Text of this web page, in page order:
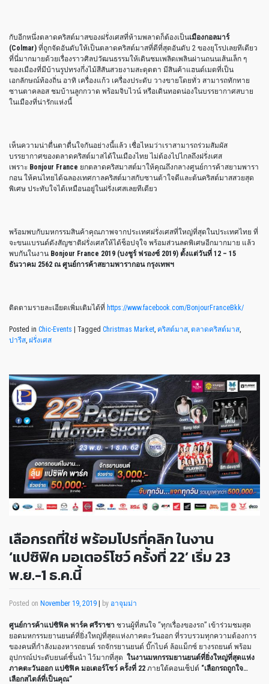
กับอีกหนึ่งตลาดคริสต์มาสของฝรั่งเศสที่ห้ามพลาดก็ต้องเป็นเมืองกอลมาร์
(Colmar) ที่ถูกจัดอันดับให้เป็นตลาดคริสต์มาสที่ดีที่สุดอันดับ 2 ของยุโรปเลยทีเดียว
ที่นี่มากมายด้วยเรื่องราวศิลปวัฒนธรรมให้เดินชมเพลิดเพลินผ่านถนนเส้นเล็ก ๆ
ของเมืองที่มีบ้านรูปทรงกึ่งไม้สีสันสวยงามสะดุดตา มีสินค้าแฮนด์เมดที่เป็น
เอกลักษณ์ท้องถิ่น อาทิ เครื่องแก้ว เครื่องประดับ วางขายโดยทั่ว สามารถทักทาย
ซานตาคลอส ชมบ้านลูกกวาด พร้อมจิบไวน์ หรือเดินทอดน่องในบรรยากาศสบาย
ในเมืองที่น่ารักแห่งนี้
เห็นความน่าตื่นตาตื่นใจกันอย่างนี้แล้ว เชื่อไหมว่าเราสามารถร่วมสัมผัส
บรรยากาศของตลาดคริสต์มาสได้ในเมืองไทย ไม่ต้องไปไกลถึงฝรั่งเศส
เพราะ Bonjour France ยกตลาดคริสมาสต์มาให้คุณถึงกลางศูนย์การค้าสยามพารา
กอน ให้คนไทยได้ฉลองเทศกาลคริสต์มาสกับซานต้าใจดีและต้นคริสต์มาสสวยสุด
พิเศษ ประทับใจได้เหมือนอยู่ในฝรั่งเศสเลยทีเดียว
พร้อมพบกับมหกรรมสินค้าคุณภาพจากประเทศฝรั่งเศสที่ใหญ่ที่สุดในประเทศไทย ที่
จะขนแบรนด์ดังสัญชาติฝรั่งเศสให้ได้ช็อปจุใจ พร้อมส่วนลดพิเศษอีกมากมาย แล้ว
พบกันในงาน Bonjour France 2019 (บงชูร์ ฟรองซ์ 2019) ตั้งแต่วันที่ 12 – 15
ธันวาคม 2562 ณ ศูนย์การค้าสยามพารากอน กรุงเทพฯ
ติดตามรายละเอียดเพิ่มเติมได้ที่ https://www.facebook.com/BonjourFranceBkk/
Posted in Chic-Events | Tagged Christmas Market คริสต์มาส ตลาดคริสต์มาส
ปารีส ฝรั่งเศส
เลือกรถที่ใช่ พร้อมโปรที่คลิก ในงาน
‘แปซิฟิค มอเตอร์โชว์ ครั้งที่ 22’ เริ่ม 23
พ.ย.-1 ธ.ค.นี้
Posted on November 19, 2019 | by อาจุมม่า
ศูนย์การค้าแปซิฟิค พาร์ค ศรีราชา ชวนผู้ที่สนใจ “ทุกเรื่องของรถ” เข้าร่วมชมสุด
ยอดมหกรรมยานยนต์ที่ยิ่งใหญ่ที่สุดแห่งภาคตะวันออก ที่รวบรวมทุกความต้องการ
ของคนที่กำลังมองหารถยนต์ รถจักรยานยนต์ บิ๊กไบค์ ล้อแม็กซ์ ยางรถยนต์ พร้อม
อุปกรณ์ประดับยนต์ชั้นนำ ไว้มากที่สุด ในงานมหกรรมยานยนต์ที่ยิ่งใหญ่ที่สุดแห่ง
ภาคตะวันออก แปซิฟิค มอเตอร์โชว์ ครั้งที่ 22 ภายใต้คอนเซ็ปต์ “เลือกรถถูกใจ…
เลือกสไตล์ที่เป็นคุณ”